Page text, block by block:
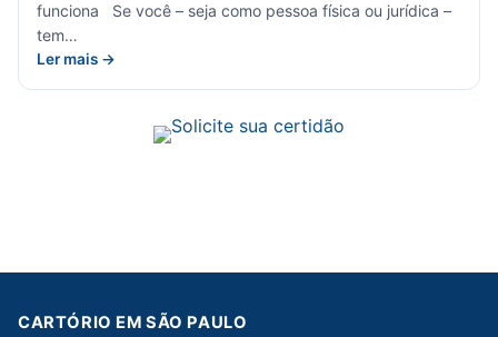
funciona Se você – seja como pessoa física ou jurídica –
tem…
Ler mais →
CARTÓRIO EM SÃO PAULO